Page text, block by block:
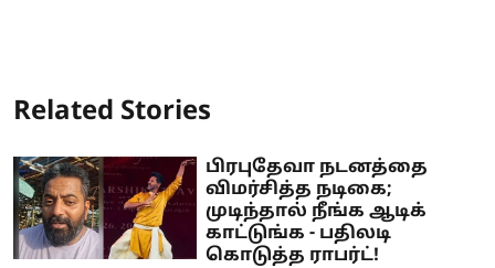
Related Stories
பிரபுதேவா நடனத்தை
விமர்சித்த நடிகை;
முடிந்தால் நீங்க ஆடிக்
காட்டுங்க - பதிலடி
கொடுத்த ராபர்ட்!